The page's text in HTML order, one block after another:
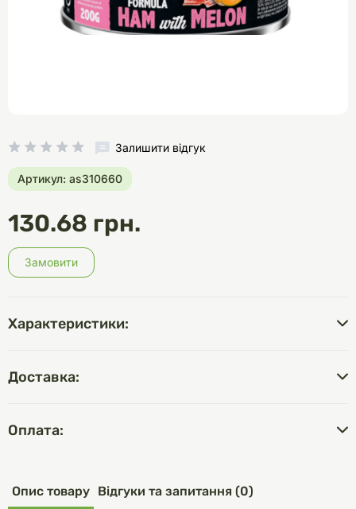
Залишити відгук
Артикул: as310660
130.68 грн.
Замовити
Характеристики:
Доставка:
Оплата:
Опис товару Відгуки та запитання (0)